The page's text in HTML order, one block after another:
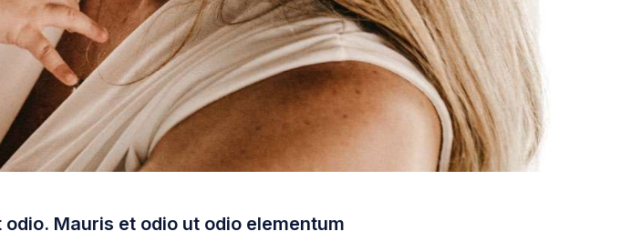
Mauris et odio ut odio elementum